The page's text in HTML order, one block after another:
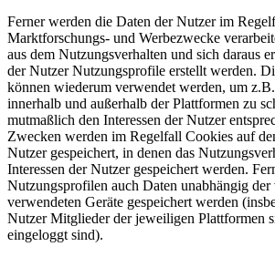
Ferner werden die Daten der Nutzer im
Marktforschungs- und Werbezwecke
aus dem Nutzungsverhalten und sich daraus
der Nutzer Nutzungsprofile erstellt werden.
können wiederum verwendet werden, um
innerhalb und außerhalb der Plattformen zu
mutmaßlich den Interessen der Nutzer
Zwecken werden im Regelfall Cookies auf
Nutzer gespeichert, in denen das
Interessen der Nutzer gespeichert werden.
Nutzungsprofilen auch Daten unabhängig
verwendeten Geräte gespeichert werden
Nutzer Mitglieder der jeweiligen Plattformen
eingeloggt sind).